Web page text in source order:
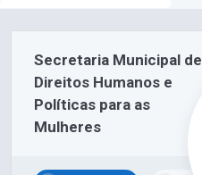
Secretaria Municipal de
Direitos Humanos e
Políticas para as
Mulheres